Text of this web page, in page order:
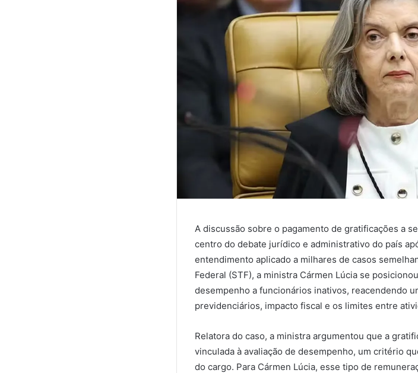
A discussão sobre o pagamento de gratificações a
centro do debate jurídico e administrativo do país
entendimento aplicado a milhares de casos
Federal (STF), a ministra Cármen Lúcia se
desempenho a funcionários inativos, reacendendo
previdenciários, impacto fiscal e os limites entre
Relatora do caso, a ministra argumentou que a
vinculada à avaliação de desempenho, um critério
do cargo. Para Cármen Lúcia, esse tipo de